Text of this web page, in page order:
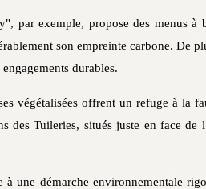
par exemple, propose des menus à
son empreinte carbone. De
durables.
végétalisées offrent un refuge à la
Tuileries, situés juste en face de
une démarche environnementale